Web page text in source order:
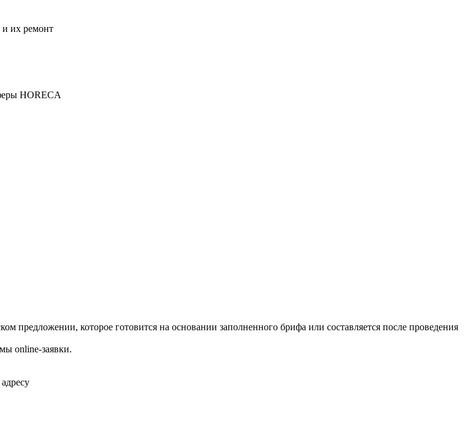
и их ремонт
HORECA
предложении, которое готовится на основании заполненного брифа или составляется после проведения
online-заявки.